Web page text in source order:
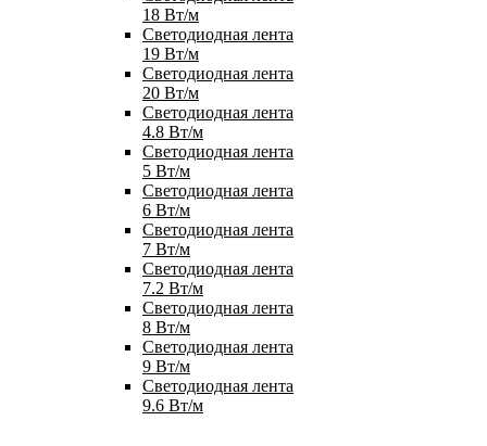
18 Вт/м
Светодиодная лента
19 Вт/м
Светодиодная лента
20 Вт/м
Светодиодная лента
4.8 Вт/м
Светодиодная лента
5 Вт/м
Светодиодная лента
6 Вт/м
Светодиодная лента
7 Вт/м
Светодиодная лента
7.2 Вт/м
Светодиодная лента
8 Вт/м
Светодиодная лента
9 Вт/м
Светодиодная лента
9.6 Вт/м